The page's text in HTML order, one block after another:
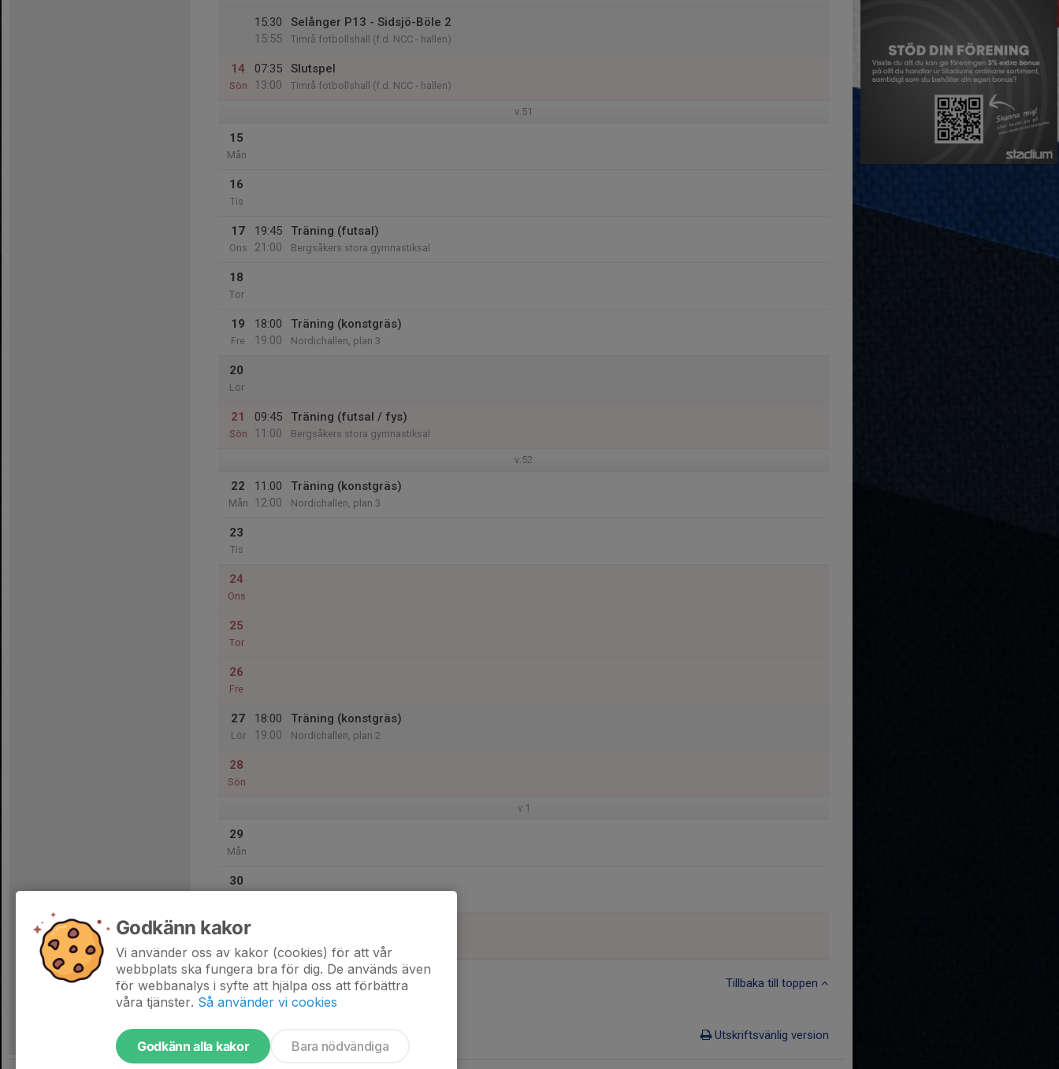
15:30
15:55
Selånger P13 - Sidsjö-Böle 2
Timrå fotbollshall (f.d. NCC - hallen)
14
Sön
07:35
13:00
Slutspel
Timrå fotbollshall (f.d. NCC - hallen)
v.51
15
Mån
16
Tis
17
Ons
19:45
21:00
Träning (futsal)
Bergsåkers stora gymnastiksal
18
Tor
19
Fre
18:00
19:00
Träning (konstgräs)
Nordichallen, plan 3
20
Lör
21
Sön
09:45
11:00
Träning (futsal / fys)
Bergsåkers stora gymnastiksal
v.52
22
Mån
11:00
12:00
Träning (konstgräs)
Nordichallen, plan 3
23
Tis
24
Ons
25
Tor
26
Fre
27
Lör
18:00
19:00
Träning (konstgräs)
Nordichallen, plan 2
28
Sön
v.1
29
Mån
30
31
Tillbaka till toppen
Utskriftsvänlig version
Godkänn kakor
Vi använder oss av kakor (cookies) för att vår
webbplats ska fungera bra för dig. De används även
för webbanalys i syfte att hjälpa oss att förbättra
våra tjänster. Så använder vi cookies
Godkänn alla kakor Bara nödvändiga